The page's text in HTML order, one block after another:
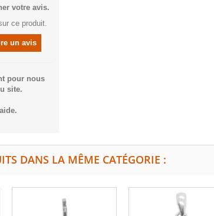
votre avis.
ce produit.
un avis
pour nous
site.
DANS LA MÊME CATÉGORIE :